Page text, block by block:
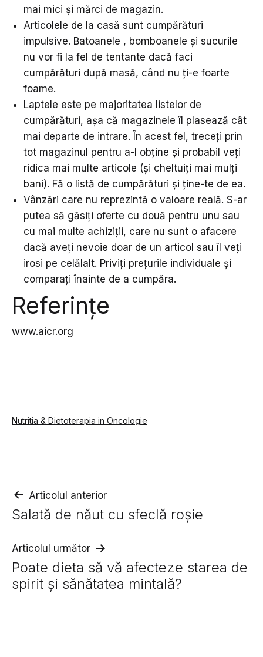
mai mici și mărci de magazin.
Articolele de la casă sunt cumpărături
impulsive. Batoanele , bomboanele și sucurile
nu vor fi la fel de tentante dacă faci
cumpărături după masă, când nu ți-e foarte
foame.
Laptele este pe majoritatea listelor de
cumpărături, așa că magazinele îl plasează cât
mai departe de intrare. În acest fel, treceți prin
tot magazinul pentru a-l obține și probabil veți
ridica mai multe articole (și cheltuiți mai mulți
bani). Fă o listă de cumpărături și ține-te de ea.
Vânzări care nu reprezintă o valoare reală. S-ar
putea să găsiți oferte cu două pentru unu sau
cu mai multe achiziții, care nu sunt o afacere
dacă aveți nevoie doar de un articol sau îl veți
irosi pe celălalt. Priviți prețurile individuale și
comparați înainte de a cumpăra.
Referințe
www.aicr.org
Din
Nutritia & Dietoterapia in Oncologie
Navigare
în
articole
Articolul anterior
Salată de năut cu sfeclă roșie
Articolul următor
Poate dieta să vă afecteze starea de
spirit și sănătatea mintală?